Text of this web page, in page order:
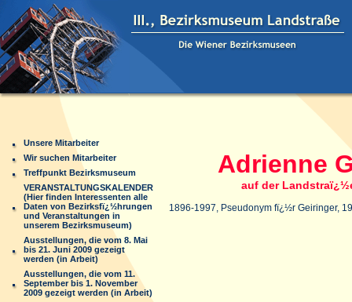
Unsere Mitarbeiter
Wir suchen Mitarbeiter
Treffpunkt Bezirksmuseum
VERANSTALTUNGSKALENDER
(Hier finden Interessenten alle
Daten von Bezirksfï¿½hrungen
und Veranstaltungen in
unserem Bezirksmuseum)
Ausstellungen, die vom 8. Mai
bis 21. Juni 2009 gezeigt
werden (in Arbeit)
Ausstellungen, die vom 11.
September bis 1. November
2009 gezeigt werden (in Arbeit)
Adrienne
auf der
1896-1997, Pseudonym fï¿½r Geiringer,